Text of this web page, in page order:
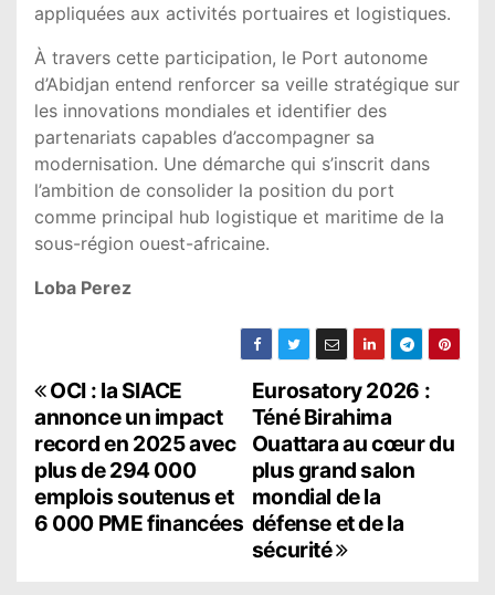
appliquées aux activités portuaires et logistiques.
À travers cette participation, le Port autonome
d’Abidjan entend renforcer sa veille stratégique sur
les innovations mondiales et identifier des
partenariats capables d’accompagner sa
modernisation. Une démarche qui s’inscrit dans
l’ambition de consolider la position du port
comme principal hub logistique et maritime de la
sous-région ouest-africaine.
Loba Perez
N
a
v
i
Eurosatory 2026 :
Téné Birahima
Ouattara au cœur du
plus grand salon
mondial de la
défense et de la
sécurité
OCI : la SIACE
annonce un impact
record en 2025 avec
plus de 294 000
emplois soutenus et
6 000 PME financées